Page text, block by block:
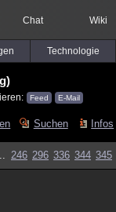
Chat Wiki
Technologie
Feed E-Mail
Suchen Infos
246 296 336 344 345